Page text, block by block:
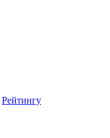
Рейтингу